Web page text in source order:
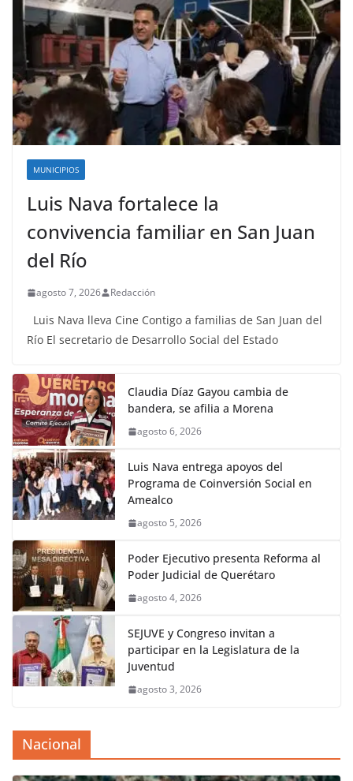
MUNICIPIOS
Luis Nava fortalece la
convivencia familiar en San Juan
del Río
agosto 7, 2026 Redacción
Luis Nava lleva Cine Contigo a familias de San Juan del
Río El secretario de Desarrollo Social del Estado
Claudia Díaz Gayou cambia de
bandera, se afilia a Morena
agosto 6, 2026
Luis Nava entrega apoyos del
Programa de Coinversión Social en
Amealco
agosto 5, 2026
Poder Ejecutivo presenta Reforma al
Poder Judicial de Querétaro
agosto 4, 2026
SEJUVE y Congreso invitan a
participar en la Legislatura de la
Juventud
agosto 3, 2026
Nacional